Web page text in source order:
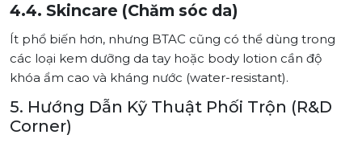
4.4. Skincare (Chăm sóc da)
Ít phổ biến hơn, nhưng BTAC cũng có thể dùng trong
các loại kem dưỡng da tay hoặc body lotion cần độ
khóa ẩm cao và kháng nước (water-resistant).
5. Hướng Dẫn Kỹ Thuật Phối Trộn (R&D
Corner)